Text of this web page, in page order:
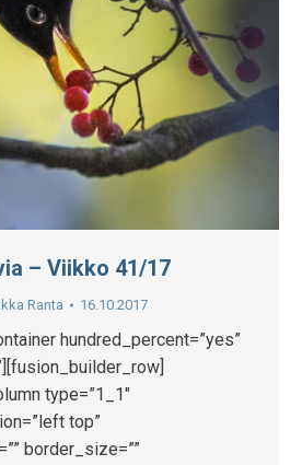
– Viikko 41/17
Ranta 16.10.2017
hundred_percent=”yes”
type=”1_1″
top”
border_size=””